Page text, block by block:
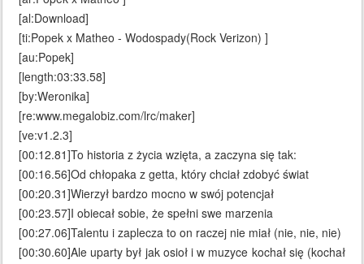
[al:Download]
[ti:Popek x Matheo - Wodospady(Rock Verizon) ]
[au:Popek]
[length:03:33.58]
[by:Weronika]
[re:www.megalobiz.com/lrc/maker]
[ve:v1.2.3]
[00:12.81]To historia z życia wzięta, a zaczyna się tak:
[00:16.56]Od chłopaka z getta, który chciał zdobyć świat
[00:20.31]Wierzył bardzo mocno w swój potencjał
[00:23.57]I obiecał sobie, że spełni swe marzenia
[00:27.06]Talentu i zaplecza to on raczej nie miał (nie, nie, nie)
[00:30.60]Ale uparty był jak osioł i w muzyce kochał się (kochał